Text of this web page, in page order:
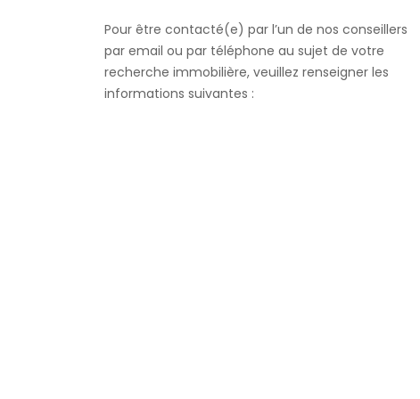
Pour être contacté(e) par l’un de nos conseillers
par email ou par téléphone au sujet de votre
recherche immobilière, veuillez renseigner les
informations suivantes :